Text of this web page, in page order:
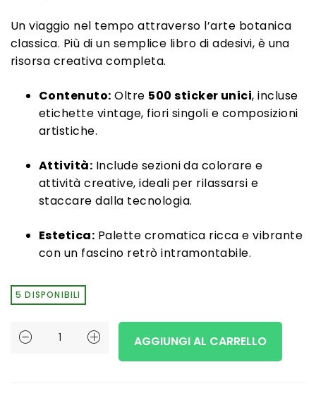
Un viaggio nel tempo attraverso l’arte botanica
classica. Più di un semplice libro di adesivi, è una
risorsa creativa completa.
Contenuto: Oltre 500 sticker unici, incluse
etichette vintage, fiori singoli e composizioni
artistiche.
Attività: Include sezioni da colorare e
attività creative, ideali per rilassarsi e
staccare dalla tecnologia.
Estetica: Palette cromatica ricca e vibrante
con un fascino retrò intramontabile.
5 DISPONIBILI
Vintage
AGGIUNGI AL CARRELLO